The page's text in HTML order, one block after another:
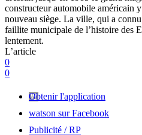
constructeur automobile américain
nouveau siège. La ville, qui a
faillite municipale de l’histoire des
lentement.
L’article
0
0
Obtenir l'application
watson sur Facebook
Publicité / RP